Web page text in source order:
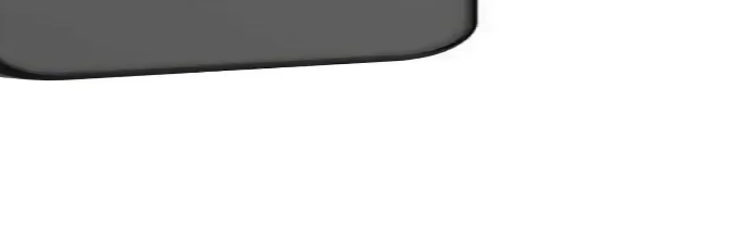
ve tasarımlarla cihazınızı koruyun ve tarzınızı yansıtın.